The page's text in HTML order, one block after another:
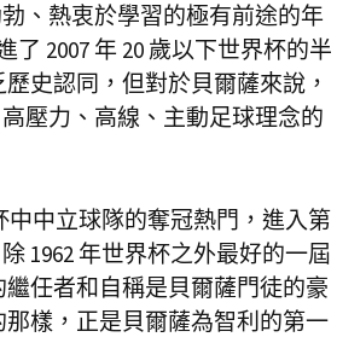
、熱衷於學習的極有前途的年
2007 年 20 歲以下世界杯的半
史認同，但對於貝爾薩來說，
壓力、高線、主動足球理念的
中中立球隊的奪冠熱門，進入第
1962 年世界杯之外最好的一屆
任者和自稱是貝爾薩門徒的豪
那樣，正是貝爾薩為智利的第一